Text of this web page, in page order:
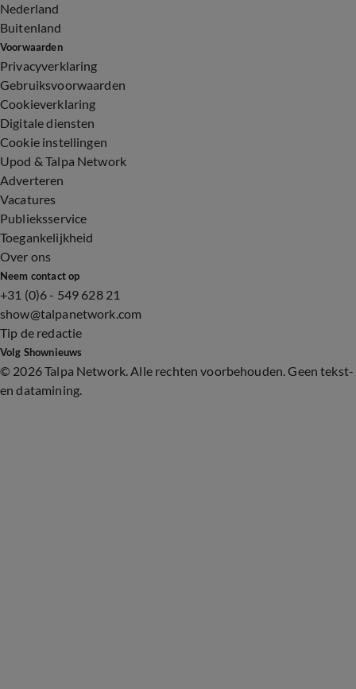
Nederland
Buitenland
Voorwaarden
Privacyverklaring
Gebruiksvoorwaarden
Cookieverklaring
Digitale diensten
Cookie instellingen
Upod & Talpa Network
Adverteren
Vacatures
Publieksservice
Toegankelijkheid
Over ons
Neem contact op
+31 (0)6 - 549 628 21
show@talpanetwork.com
Tip de redactie
Volg Shownieuws
© 2026 Talpa Network. Alle rechten voorbehouden. Geen tekst-
en datamining.